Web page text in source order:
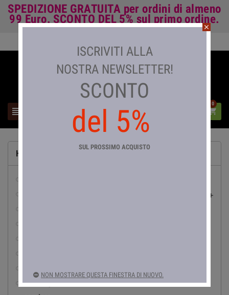
SPEDIZIONE GRATUITA per ordini di almeno
99 Euro. SCONTO DEL 5% sul primo ordine.
 
0
HOME

casalinghi
close
ISCRIVITI ALLA
NOSTRA NEWSLETTER!
SCONTO
del 5%
SUL PROSSIMO ACQUISTO
NON MOSTRARE QUESTA FINESTRA DI NUOVO.